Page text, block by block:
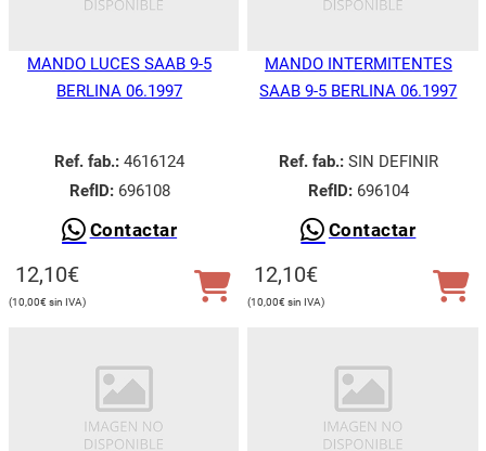
MANDO LUCES SAAB 9-5
BERLINA 06.1997
Ref. fab.: 4616124
RefID:696108
Contactar
12,10€
10,00€
MANDO INTERMITENTES
SAAB 9-5 BERLINA 06.1997
Ref. fab.:SIN DEFINIR
RefID:696104
Contactar
12,10€
10,00€